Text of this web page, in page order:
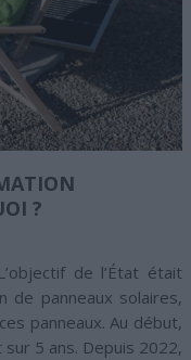
?
de l’État était
de panneaux solaires,
panneaux. Au début,
5 ans. Depuis 2022,